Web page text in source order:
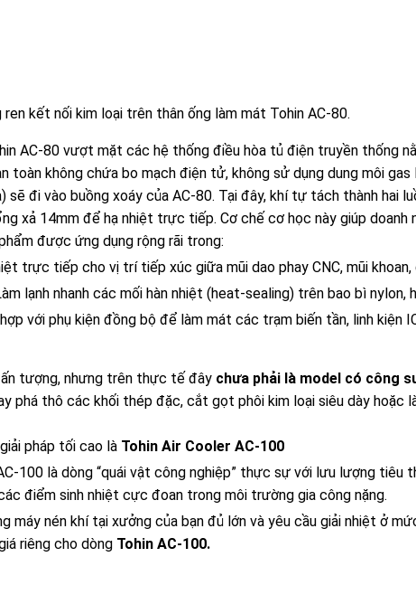
kết nối kim loại trên thân ống làm mát Tohin AC-80.
AC-80 vượt mặt các hệ thống điều hòa tủ điện truyền thống
toàn không chứa bo mạch điện tử, không sử dụng dung môi gas
sẽ đi vào buồng xoáy của AC-80. Tại đây, khí tự tách thành hai
xả 14mm để hạ nhiệt trực tiếp. Cơ chế cơ học này giúp
được ứng dụng rộng rãi trong:
trực tiếp cho vị trí tiếp xúc giữa mũi dao phay CNC, mũi
lạnh nhanh các mối hàn nhiệt (heat-sealing) trên bao bì
với phụ kiện đồng bộ để làm mát các trạm biến tần, linh kiện
tượng, nhưng trên thực tế đây chưa phải là model có công
phá thô các khối thép đặc, cắt gọt phôi kim loại siêu dày
pháp tối cao là Tohin Air Cooler AC-100
100 là dòng “quái vật công nghiệp” thực sự với lưu lượng tiêu
điểm sinh nhiệt cực đoan trong môi trường gia công nặng.
máy nén khí tại xưởng của bạn đủ lớn và yêu cầu giải nhiệt ở
riêng cho dòng Tohin AC-100.